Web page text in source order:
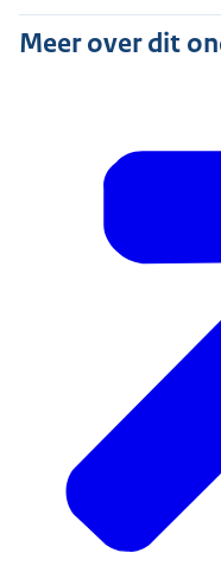
Meer over dit